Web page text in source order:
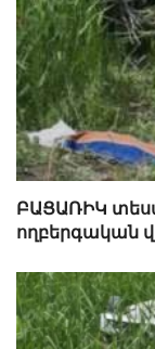
ԲԱՑԱՌԻԿ
ողբերգական